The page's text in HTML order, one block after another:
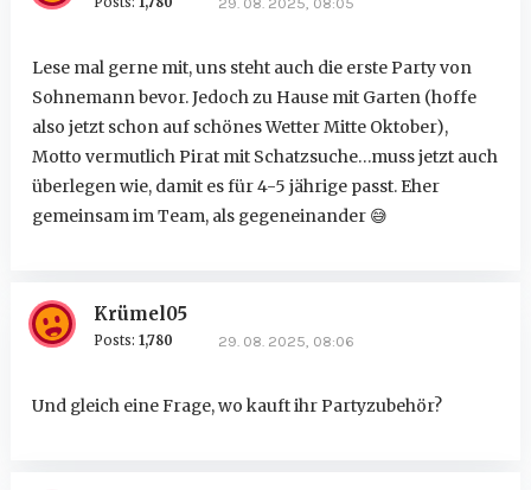
Lese mal gerne mit, uns steht auch die erste Party von
Sohnemann bevor. Jedoch zu Hause mit Garten (hoffe
also jetzt schon auf schönes Wetter Mitte Oktober),
Motto vermutlich Pirat mit Schatzsuche…muss jetzt auch
überlegen wie, damit es für 4-5 jährige passt. Eher
gemeinsam im Team, als gegeneinander 😅
Krümel05
Posts: 1,780 29. 08. 2025, 08:06
Und gleich eine Frage, wo kauft ihr Partyzubehör?